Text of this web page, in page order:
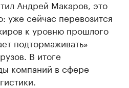
Андрей Макаров, это
уже сейчас перевозится
к уровню прошлого
подтормаживать»
В итоге
компаний в сфере